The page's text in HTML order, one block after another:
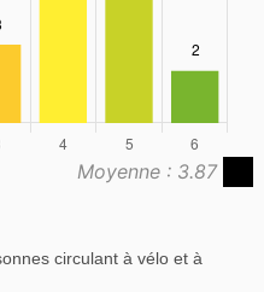
Moyenne : 3.87
circulant à vélo et à